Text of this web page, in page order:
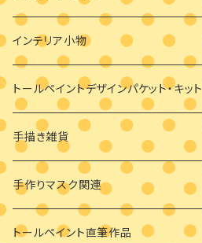
オーダーメイド絵付け足袋
ブローチ
バッグチャーム
耳飾り
ペンダント
その他
インテリア小物
トールペイントデザインパケット・キット
素材付きキット
ビギナーさま向け
デザインパケット
ビギナーさま向け
素材のみ
手描き雑貨
メガネケース
その他
手作りマスク関連
手描き絵付けマスク
トールペイント直筆作品